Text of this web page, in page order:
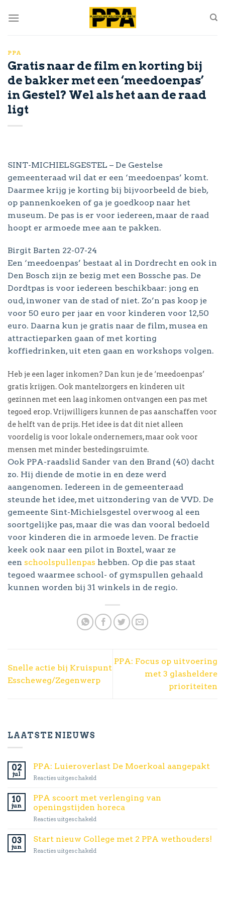
LAATSTE NIEUWS
02
jul
PPA: Luieroverlast De Moerkoal aangepakt
Reacties uitgeschakeld
Luieroverlast
De
Moerkoal
aangepakt
10
jun
PPA scoort met verlenging van
openingstijden horeca
Reacties uitgeschakeld
scoort
met
verlenging
03
jun
Start nieuw College met 2 PPA wethouders!
Reacties uitgeschakeld
PPA
Gratis naar de film en korting bij
de bakker met een ‘meedoenpas’
in Gestel? Wel als het aan de raad
ligt
SINT-MICHIELSGESTEL – De Gestelse
gemeenteraad wil dat er een ‘meedoenpas’ komt.
Daarmee krijg je korting bij bijvoorbeeld de bieb,
op pannenkoeken of ga je goedkoop naar het
museum. De pas is er voor iedereen, maar de raad
hoopt er armoede mee aan te pakken.
Birgit Barten 22-07-24
Een ‘meedoenpas’ bestaat al in Dordrecht en ook in
Den Bosch zijn ze bezig met een Bossche pas. De
Dordtpas is voor iedereen beschikbaar: jong en
oud, inwoner van de stad of niet. Zo’n pas koop je
voor 50 euro per jaar en voor kinderen voor 12,50
euro. Daarna kun je gratis naar de film, musea en
attractieparken gaan of met korting
koffiedrinken, uit eten gaan en workshops volgen.
Heb je een lager inkomen? Dan kun je de ‘meedoenpas’
gratis krijgen. Ook mantelzorgers en kinderen uit
gezinnen met een laag inkomen ontvangen een pas met
tegoed erop. Vrijwilligers kunnen de pas aanschaffen voor
de helft van de prijs. Het idee is dat dit niet alleen
voordelig is voor lokale ondernemers, maar ook voor
mensen met minder bestedingsruimte.
Ook PPA-raadslid Sander van den Brand (40) dacht
zo. Hij diende de motie in en deze werd
aangenomen. Iedereen in de gemeenteraad
steunde het idee, met uitzondering van de VVD. De
gemeente Sint-Michielsgestel overwoog al een
soortgelijke pas, maar die was dan vooral bedoeld
voor kinderen die in armoede leven. De fractie
keek ook naar een pilot in Boxtel, waar ze
een schoolspullenpas hebben. Op die pas staat
tegoed waarmee school- of gymspullen gehaald
kunnen worden bij 31 winkels in de regio.
Snelle actie bij Kruispunt
Esscheweg/Zegenwerp
PPA: Focus op uitvoering
met 3 glasheldere
prioriteiten